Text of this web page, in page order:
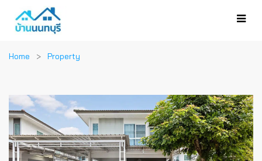
Home Property